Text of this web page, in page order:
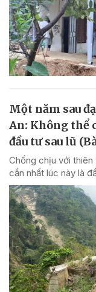
Một năm sau
An: Không thể
đầu tư sau lũ
Chống chịu với
cần nhất lúc này là